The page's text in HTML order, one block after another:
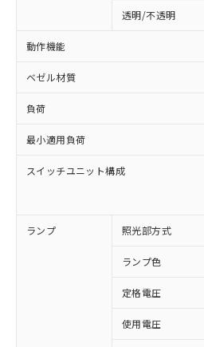
透明/不透明
動作機能
ベゼル材質
負荷
最小適用負荷
スイッチユニット構成
ランプ 照光部方式
ランプ色
定格電圧
使用電圧
※1 対応状況